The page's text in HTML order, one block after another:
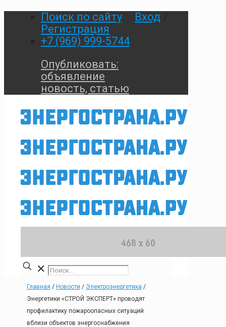
Поиск по сайту Вход
Регистрация
+7 (969) 999-5744
Опубликовать:
объявление
новость, статью
✕
Главная / Новости / Электроэнергетика /
Энергетики «СТРОЙ ЭКСПЕРТ» проводят
профилактику пожароопасных ситуаций
вблизи объектов энергоснабжения